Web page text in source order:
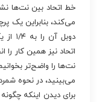
خط اتحاد بین نت‌ها
اتحاد نیز همین کار
نت‌ها را واضح‌تر
می‌بینید، در نحوه
برای دیدن اینکه